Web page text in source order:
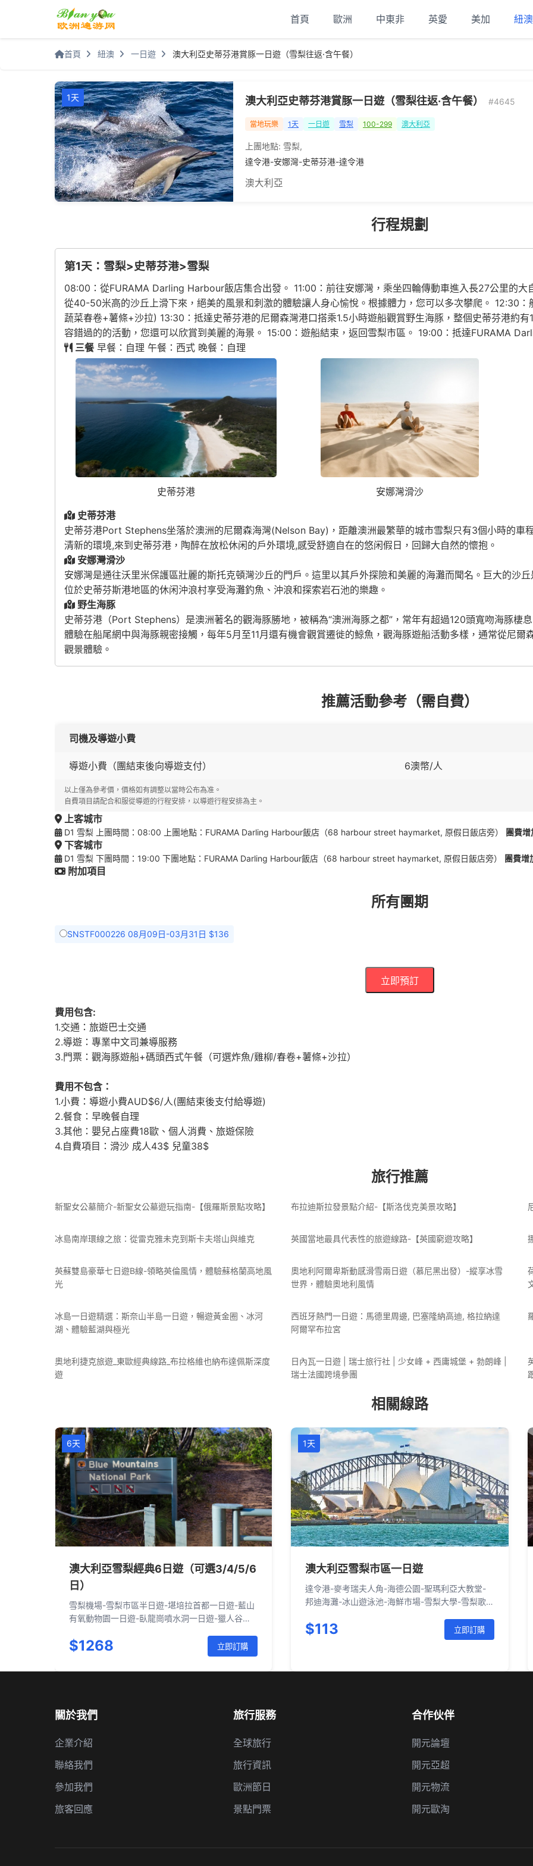
首頁 歐洲 中東非 英愛 美加 紐澳
首頁 紐澳 一日遊 澳大利亞史蒂芬港賞豚一日遊（雪梨往返·含午餐）
1天 澳大利亞史蒂芬港賞豚一日遊（雪梨往返·含午餐） #4645
當地玩樂 1天 一日遊 雪梨 100-299 澳大利亞
上團地點: 雪梨,
達令港-安娜灣-史蒂芬港-達令港
澳大利亞
行程規劃
第1天：雪梨>史蒂芬港>雪梨
08:00：從FURAMA Darling Harbour飯店集合出發。 11:00：前往安娜灣，乘坐四輪傳動車進入長27公里的大
從40-50米高的沙丘上滑下來，絕美的風景和刺激的體驗讓人身心愉悅。根據體力，您可以多次攀爬。 12:30
蔬菜春卷+薯條+沙拉) 13:30：抵達史蒂芬港的尼爾森灣港口搭乘1.5小時遊船觀賞野生海豚，整個史蒂芬港約
容錯過的的活動，您還可以欣賞到美麗的海景。 15:00：遊船結束，返回雪梨市區。 19:00：抵達FURAMA
三餐早餐：自理 午餐：西式 晚餐：自理
史蒂芬港 安娜灣滑沙
史蒂芬港
史蒂芬港Port Stephens坐落於澳洲的尼爾森海灣(Nelson Bay)，距離澳洲最繁華的城市雪梨只有3個小時的車
清新的環境,來到史蒂芬港，陶醉在放松休闲的戶外環境,感受舒適自在的悠闲假日，回歸大自然的懷抱。
安娜灣滑沙
安娜灣是通往沃里米保護區壯麗的斯托克頓灣沙丘的門戶。這里以其戶外探險和美麗的海灘而聞名。巨大的沙
位於史蒂芬斯港地區的休闲沖浪村享受海灘釣魚、沖浪和探索岩石池的樂趣。
野生海豚
史蒂芬港（Port Stephens）是澳洲著名的觀海豚勝地，被稱為“澳洲海豚之都”，常年有超過120頭寬吻海豚棲
體驗在船尾網中與海豚親密接觸，每年5月至11月還有機會觀賞遷徙的鯨魚，觀海豚遊船活動多樣，通常從尼
觀景體驗。
推薦活動參考（需自費）
司機及導遊小費
導遊小費（團結束後向導遊支付） 6澳幣/人
以上僅為參考價，價格如有調整以當時公布為准。
自費項目請配合和服從導遊的行程安排，以導遊行程安排為主。
上客城市
D1 雪梨 上團時間：08:00 上團地點：FURAMA Darling Harbour飯店（68 harbour street haymarket, 原假日飯店旁） 團費
下客城市
D1 雪梨 下團時間：19:00 下團地點：FURAMA Darling Harbour飯店（68 harbour street haymarket, 原假日飯店旁） 團費增
附加項目
所有團期
SNSTF000226 08月09日-03月31日 $136
立即預訂
費用包含:
1.交通：旅遊巴士交通
2.導遊：專業中文司兼導服務
3.門票：觀海豚遊船+碼頭西式午餐（可選炸魚/雞柳/春卷+薯條+沙拉）
費用不包含：
1.小費：導遊小費AUD$6/人(團結束後支付給導遊)
2.餐食：早晚餐自理
3.其他：嬰兒占座費18歐、個人消費、旅遊保險
4.自費項目：滑沙 成人43$ 兒童38$
旅行推薦
新聖女公墓簡介-新聖女公墓遊玩指南-【俄羅斯景點攻略】 布拉迪斯拉發景點介紹-【斯洛伐克美景攻略】
冰島南岸環線之旅：從雷克雅未克到斯卡夫塔山與維克 英國當地最具代表性的旅遊線路-【英國窮遊攻略】
英蘇雙島豪華七日遊B線-領略英倫風情，體驗蘇格蘭高地風
光
奧地利阿爾卑斯動感滑雪兩日遊（慕尼黑出發）-縱享冰雪
世界，體驗奧地利風情
冰島一日遊精選：斯奈山半島一日遊，暢遊黃金圈、冰河
湖、體驗藍湖與極光
西班牙熱門一日遊：馬德里周邊, 巴塞隆納高迪, 格拉納達
阿爾罕布拉宮
奧地利捷克旅遊_東歐經典線路_布拉格維也納布達佩斯深度
遊
日內瓦一日遊 | 瑞士旅行社 | 少女峰 + 西庸城堡 + 勃朗峰 |
瑞士法國跨境參團
相關線路
6天
澳大利亞雪梨經典6日遊（可選3/4/5/6
日）
雪梨機場-雪梨市區半日遊-堪培拉首都一日遊-藍山
有氧動物園一日遊-臥龍崗噴水洞一日遊-獵人谷酒
$1268 立即訂購
1天
澳大利亞雪梨市區一日遊
達令港-麥考瑞夫人角-海德公園-聖瑪利亞大教堂-
邦迪海灘-冰山遊泳池-海鮮市場-雪梨大學-雪梨歌
$113 立即訂購
關於我們
企業介紹
聯絡我們
參加我們
旅客回應
旅行服務
全球旅行
旅行資訊
歐洲節日
景點門票
合作伙伴
開元論壇
開元亞超
開元物流
開元歐淘